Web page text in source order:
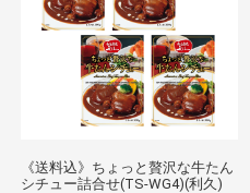
《送料込》ちょっと贅沢な牛たん
シチュー詰合せ(TS-WG4)(利久)